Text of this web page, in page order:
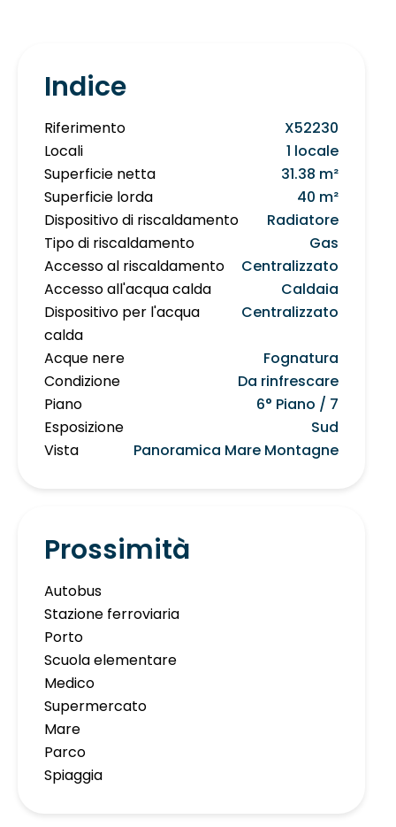
Indice
Riferimento
X52230
Locali
1 locale
Superficie netta
31.38 m²
Superficie lorda
40 m²
Dispositivo di riscaldamento
Radiatore
Tipo di riscaldamento
Gas
Accesso al riscaldamento
Centralizzato
Accesso all'acqua calda
Caldaia
Dispositivo per l'acqua
calda
Centralizzato
Acque nere
Fognatura
Condizione
Da rinfrescare
Piano
6° Piano / 7
Esposizione
Sud
Vista
Panoramica Mare Montagne
Prossimità
Autobus
Stazione ferroviaria
Porto
Scuola elementare
Medico
Supermercato
Mare
Parco
Spiaggia